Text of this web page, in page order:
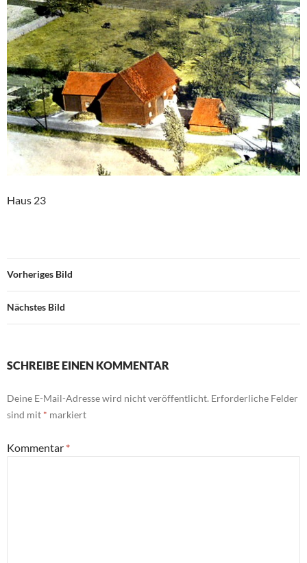
Haus 23
Vorheriges Bild
Nächstes Bild
SCHREIBE EINEN KOMMENTAR
Deine E-Mail-Adresse wird nicht veröffentlicht. Erforderliche Felder
sind mit * markiert
Kommentar *